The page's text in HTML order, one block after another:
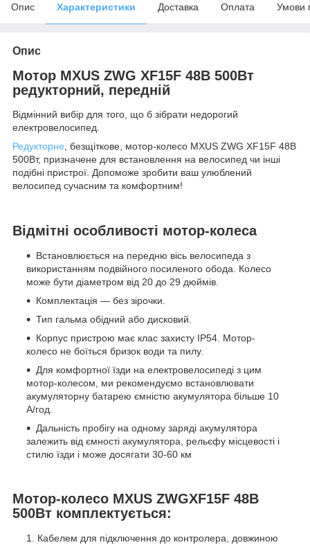
Опис Характеристики Доставка Оплата Умови
Опис
Мотор MXUS ZWG XF15F 48В 500Вт
редукторний, передній
Відмінний вибір для того, що б зібрати недорогий
електровелосипед.
Редукторне, безщіткове, мотор-колесо MXUS ZWG XF15F 48В
500Вт, призначене для встановлення на велосипед чи інші
подібні пристрої. Допоможе зробити ваш улюблений
велосипед сучасним та комфортним!
Відмітні особливості мотор-колеса
Встановлюється на передню вісь велосипеда з
використанням подвійного посиленого обода. Колесо
може бути діаметром від 20 до 29 дюймів.
Комплектація — без зірочки.
Тип гальма обідний або дисковий.
Корпус пристрою має клас захисту IP54. Мотор-
колесо не боїться бризок води та пилу.
Для комфортної їзди на електровелосипеді з цим
мотор-колесом, ми рекомендуємо встановлювати
акумуляторну батарею ємністю акумулятора більше 10
А/год.
Дальність пробігу на одному заряді акумулятора
залежить від ємності акумулятора, рельєфу місцевості і
стилю їзди і може досягати 30-60 км
Мотор-колесо MXUS ZWGXF15F 48В
500Вт комплектується:
Кабелем для підключення до контролера, довжиною